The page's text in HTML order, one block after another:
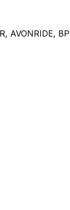
AVONRIDE,